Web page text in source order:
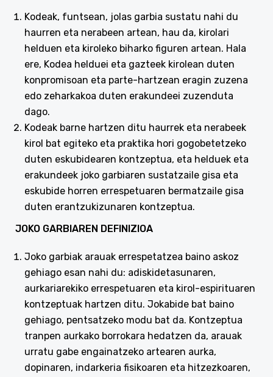
Kodeak, funtsean, jolas garbia sustatu nahi du
haurren eta nerabeen artean, hau da, kirolari
helduen eta kiroleko biharko figuren artean. Hala
ere, Kodea helduei eta gazteek kirolean duten
konpromisoan eta parte-hartzean eragin zuzena
edo zeharkakoa duten erakundeei zuzenduta
dago.
Kodeak barne hartzen ditu haurrek eta nerabeek
kirol bat egiteko eta praktika hori gogobetetzeko
duten eskubidearen kontzeptua, eta helduek eta
erakundeek joko garbiaren sustatzaile gisa eta
eskubide horren errespetuaren bermatzaile gisa
duten erantzukizunaren kontzeptua.
JOKO GARBIAREN DEFINIZIOA
Joko garbiak arauak errespetatzea baino askoz
gehiago esan nahi du: adiskidetasunaren,
aurkariarekiko errespetuaren eta kirol-espirituaren
kontzeptuak hartzen ditu. Jokabide bat baino
gehiago, pentsatzeko modu bat da. Kontzeptua
tranpen aurkako borrokara hedatzen da, arauak
urratu gabe engainatzeko artearen aurka,
dopinaren, indarkeria fisikoaren eta hitzezkoaren,